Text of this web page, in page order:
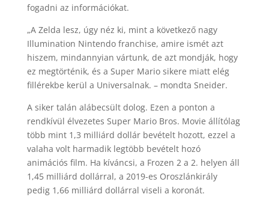
fogadni az információkat.
„A Zelda lesz, úgy néz ki, mint a következő nagy
Illumination Nintendo franchise, amire ismét azt
hiszem, mindannyian vártunk, de azt mondják, hogy
ez megtörténik, és a Super Mario sikere miatt elég
fillérekbe kerül a Universalnak. – mondta Sneider.
A siker talán alábecsült dolog. Ezen a ponton a
rendkívül élvezetes Super Mario Bros. Movie állítólag
több mint 1,3 milliárd dollár bevételt hozott, ezzel a
valaha volt harmadik legtöbb bevételt hozó
animációs film. Ha kíváncsi, a Frozen 2 a 2. helyen áll
1,45 milliárd dollárral, a 2019-es Oroszlánkirály
pedig 1,66 milliárd dollárral viseli a koronát.